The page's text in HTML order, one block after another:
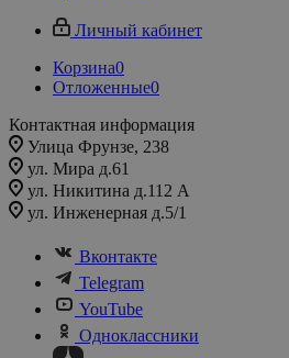
Личный кабинет
Корзина0
Отложенные0
Контактная информация
Улица Фрунзе, 238​
ул. Мира д.61
ул. Никитина д.112 А
ул. Инженерная д.5/1
Вконтакте
Telegram
YouTube
Одноклассники